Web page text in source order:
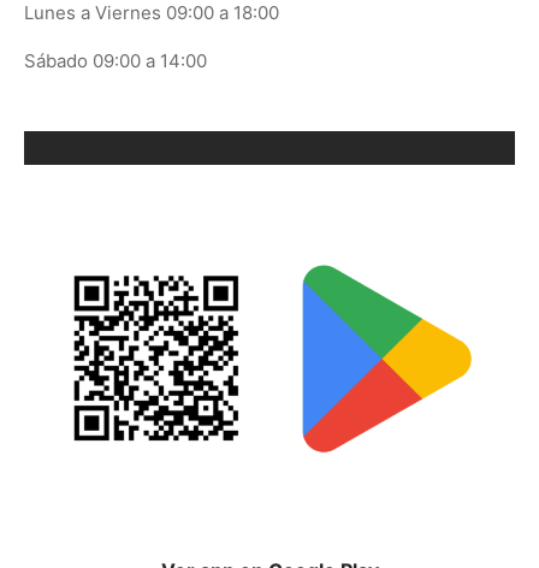
Lunes a Viernes 09:00 a 18:00
Sábado 09:00 a 14:00